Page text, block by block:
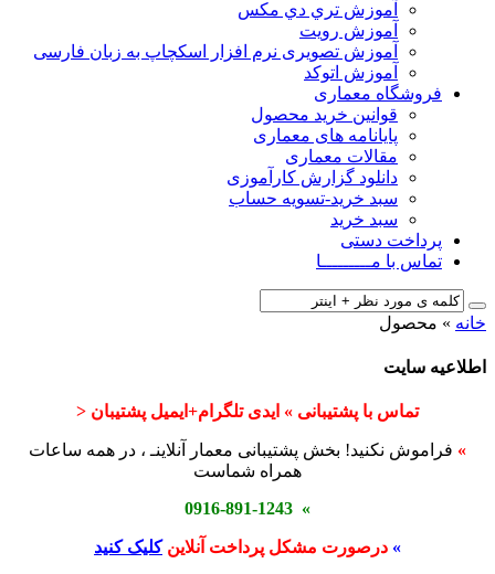
آﻣﻮزش ﺗﺮي دي ﻣﮑﺲ
آموزش رویت
آموزش تصویری نرم افزار اسکچاپ به زبان فارسی
آموزش اتوکد
فروشگاه معماری
قوانین خرید محصول
پایانامه های معماری
مقالات معماری
دانلود گزارش کارآموزی
سبد خرید-تسویه حساب
سبد خرید
پرداخت دستی
تماس با مـــــــــا
خانه » محصول
اطلاعیه سایت
تماس با پشتیبانی » ایدی تلگرام+ایمیل پشتیبان <
» فراموش نکنید! بخش پشتیبانی معمار آنلاینـ ، در همه ساعات
همراه شماست
» 0916-891-1243
» درصورت مشکل پرداخت آنلاینکلیک کنید